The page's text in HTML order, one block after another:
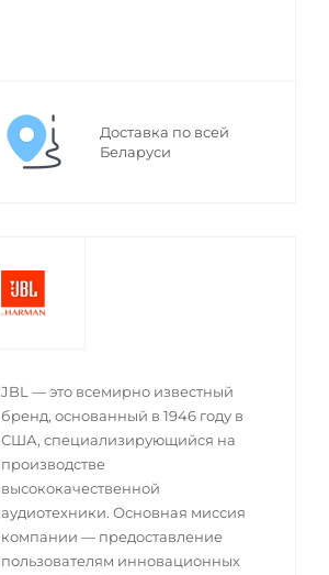
Доставка по всей
Беларуси
JBL — это всемирно известный
бренд, основанный в 1946 году в
США, специализирующийся на
производстве
высококачественной
аудиотехники. Основная миссия
компании — предоставление
пользователям инновационных